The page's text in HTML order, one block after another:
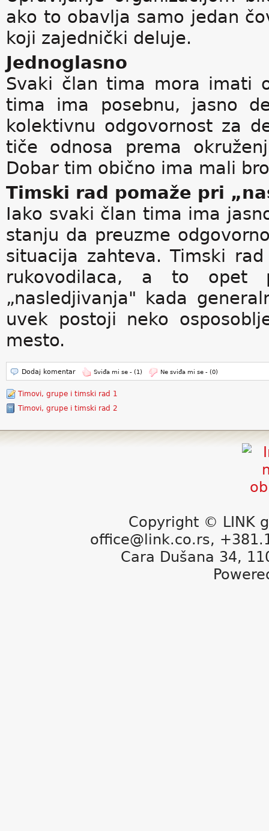
ako to obavlja samo jedan
koji zajednički deluje.
Jednoglasno
Svaki član tima mora imati
tima ima posebnu, jasno
kolektivnu odgovornost za
tiče odnosa prema
Dobar tim obično ima mali
Timski rad pomaže pri
Iako svaki član tima ima
stanju da preuzme
situacija zahteva. Timski
rukovodilaca, a to opet
„nasledjivanja" kada
uvek postoji neko
mesto.
Dodaj komentar Sviđa mi se - (1) Ne sviđa mi se - (0)
Timovi, grupe i timski rad 1
Timovi, grupe i timski rad 2
Copyright © LINK
office@link.co.rs,
Cara Dušana 34,